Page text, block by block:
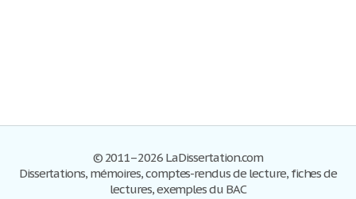
© 2011–2026 LaDissertation.com
Dissertations, mémoires, comptes-rendus de lecture, fiches de
lectures, exemples du BAC